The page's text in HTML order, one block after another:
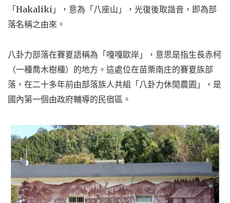
「Hakaliki」，意為「八座山」，光復後取諧音，即為部
落名稱之由來。
八卦力部落在賽夏語稱為「嘎嘎歐岸」，意思是指生長赤柯
（一種喬木樹種）的地方。這處位在苗栗南庄的賽夏族部
落，在二十多年前由部落族人共組「八卦力休閒農園」，是
國內第一個由政府輔導的民宿區。